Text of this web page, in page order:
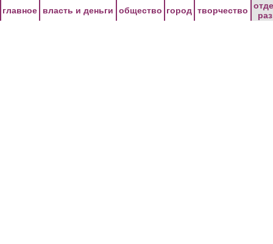
главное власть и деньги общество город творчество